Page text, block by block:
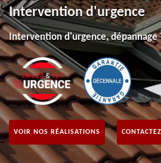
Intervention d'urgence
Intervention d'urgence, dépannage
VOIR NOS RÉALISATIONS